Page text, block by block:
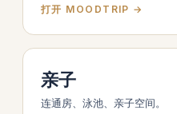
打开 MOODTRIP →
亲子
连通房、泳池、亲子空间。